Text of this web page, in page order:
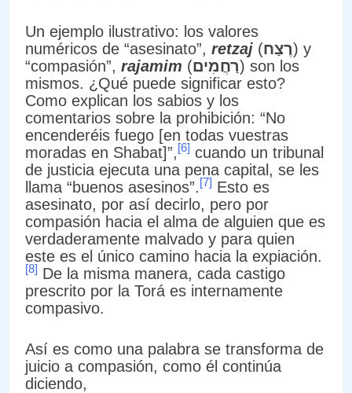
Un ejemplo ilustrativo: los valores
numéricos de “asesinato”, retzaj (רֶצַח) y
“compasión”, rajamim (רַחֲמִים) son los
mismos. ¿Qué puede significar esto?
Como explican los sabios y los
comentarios sobre la prohibición: “No
encenderéis fuego [en todas vuestras
moradas en Shabat]”,[6] cuando un tribunal
de justicia ejecuta una pena capital, se les
llama “buenos asesinos”.[7] Esto es
asesinato, por así decirlo, pero por
compasión hacia el alma de alguien que es
verdaderamente malvado y para quien
este es el único camino hacia la expiación.
[8] De la misma manera, cada castigo
prescrito por la Torá es internamente
compasivo.
Así es como una palabra se transforma de
juicio a compasión, como él continúa
diciendo,